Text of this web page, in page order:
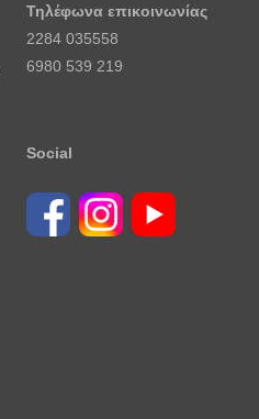
Τηλέφωνα επικοινωνίας
2284 035558
6980 539 219
Social